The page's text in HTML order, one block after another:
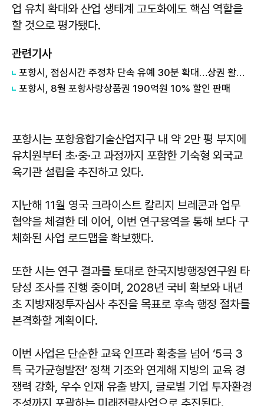
업 유치 확대와 산업 생태계 고도화에도 핵심 역할을
할 것으로 평가됐다.
관련기사
포항시, 점심시간 주정차 단속 유예 30분 확대…상권 활성화 지원
포항시, 8월 포항사랑상품권 190억원 10% 할인 판매
포항시는 포항융합기술산업지구 내 약 2만 평 부지에
유치원부터 초·중·고 과정까지 포함한 기숙형 외국교
육기관 설립을 추진하고 있다.
지난해 11월 영국 크라이스트 칼리지 브레콘과 업무
협약을 체결한 데 이어, 이번 연구용역을 통해 보다 구
체화된 사업 로드맵을 확보했다.
또한 시는 연구 결과를 토대로 한국지방행정연구원 타
당성 조사를 진행 중이며, 2028년 국비 확보와 내년
초 지방재정투자심사 추진을 목표로 후속 행정 절차를
본격화할 계획이다.
이번 사업은 단순한 교육 인프라 확충을 넘어 ‘5극 3
특 국가균형발전’ 정책 기조와 연계해 지방의 교육 경
쟁력 강화, 우수 인재 유출 방지, 글로벌 기업 투자환경
조성까지 포괄하는 미래전략사업으로 추진된다.